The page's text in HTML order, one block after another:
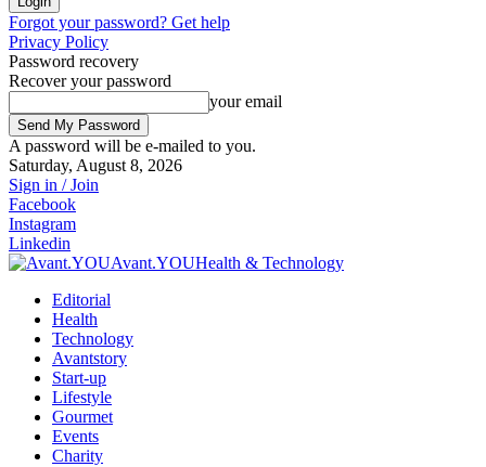
Forgot your password? Get help
Privacy Policy
Password recovery
Recover your password
your email
A password will be e-mailed to you.
Saturday, August 8, 2026
Sign in / Join
Facebook
Instagram
Linkedin
Avant.YOUHealth & Technology
Editorial
Health
Technology
Avantstory
Start-up
Lifestyle
Gourmet
Events
Charity